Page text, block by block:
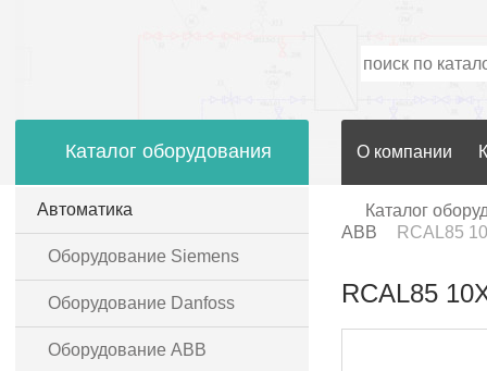
Каталог оборудования
Автоматика
Оборудование Siemens
Оборудование Danfoss
Оборудование ABB
О компании
Каталог
ABB
RCAL85
RCAL85